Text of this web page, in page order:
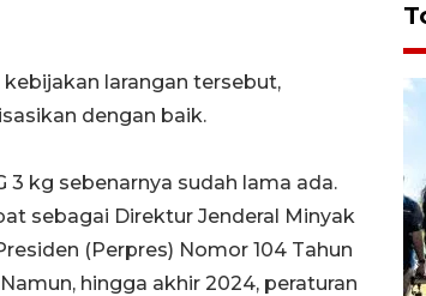
larangan tersebut,
dengan baik.
kg sebenarnya sudah lama ada.
sebagai Direktur Jenderal Minyak
(Perpres) Nomor 104 Tahun
hingga akhir 2024, peraturan